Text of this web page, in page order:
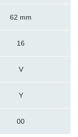
62 mm
16
V
Y
00